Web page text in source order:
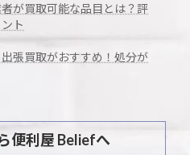
者が買取可能な品目とは？評
ト
出張買取がおすすめ！処分が
便利屋 Beliefへ